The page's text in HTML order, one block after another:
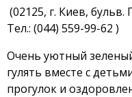
(02125, г. Киев,
Тел.: (044) 559-99-62 )
Очень уютный
гулять вместе с
прогулок и